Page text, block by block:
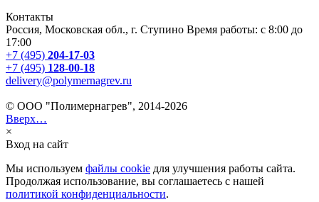
Контакты
Россия, Московская обл., г. Ступино Время работы: с 8:00 до
17:00
+7 (495) 204-17-03
+7 (495) 128-00-18
delivery@polymernagrev.ru
© ООО "Полимернагрев", 2014-2026
Вверх…
×
Вход на сайт
Мы используем файлы cookie для улучшения работы сайта.
Продолжая использование, вы соглашаетесь с нашей
политикой конфиденциальности.